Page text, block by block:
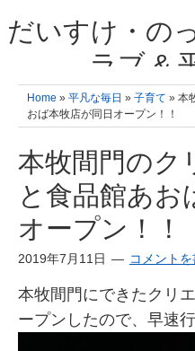
だいすけ・の
ラブ &
我が家の3人のひよこ成長日記と
こ達とこの成長記を読み返すこ
の楽しいこと
Home » 平凡な毎日 » 子育て » 本
おば本牧店が同日オープン！！
本牧間門のク
と食品館あお
オープン！！
2019年7月11日 コメントを
本牧間門にできたクリ
ープンしたので、早速